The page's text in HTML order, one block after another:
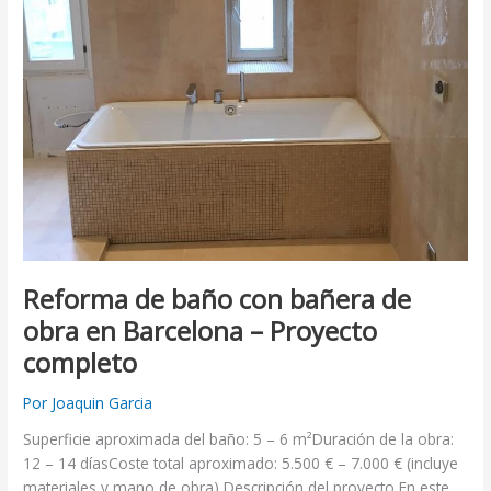
Reforma de baño con bañera de
obra en Barcelona – Proyecto
completo
Por Joaquin Garcia
Superficie aproximada del baño: 5 – 6 m²Duración de la obra:
12 – 14 díasCoste total aproximado: 5.500 € – 7.000 € (incluye
en
Barcelona
–
Proyecto
completo